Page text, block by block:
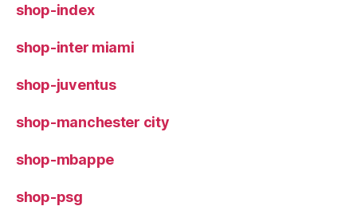
shop-index
shop-inter miami
shop-juventus
shop-manchester city
shop-mbappe
shop-psg